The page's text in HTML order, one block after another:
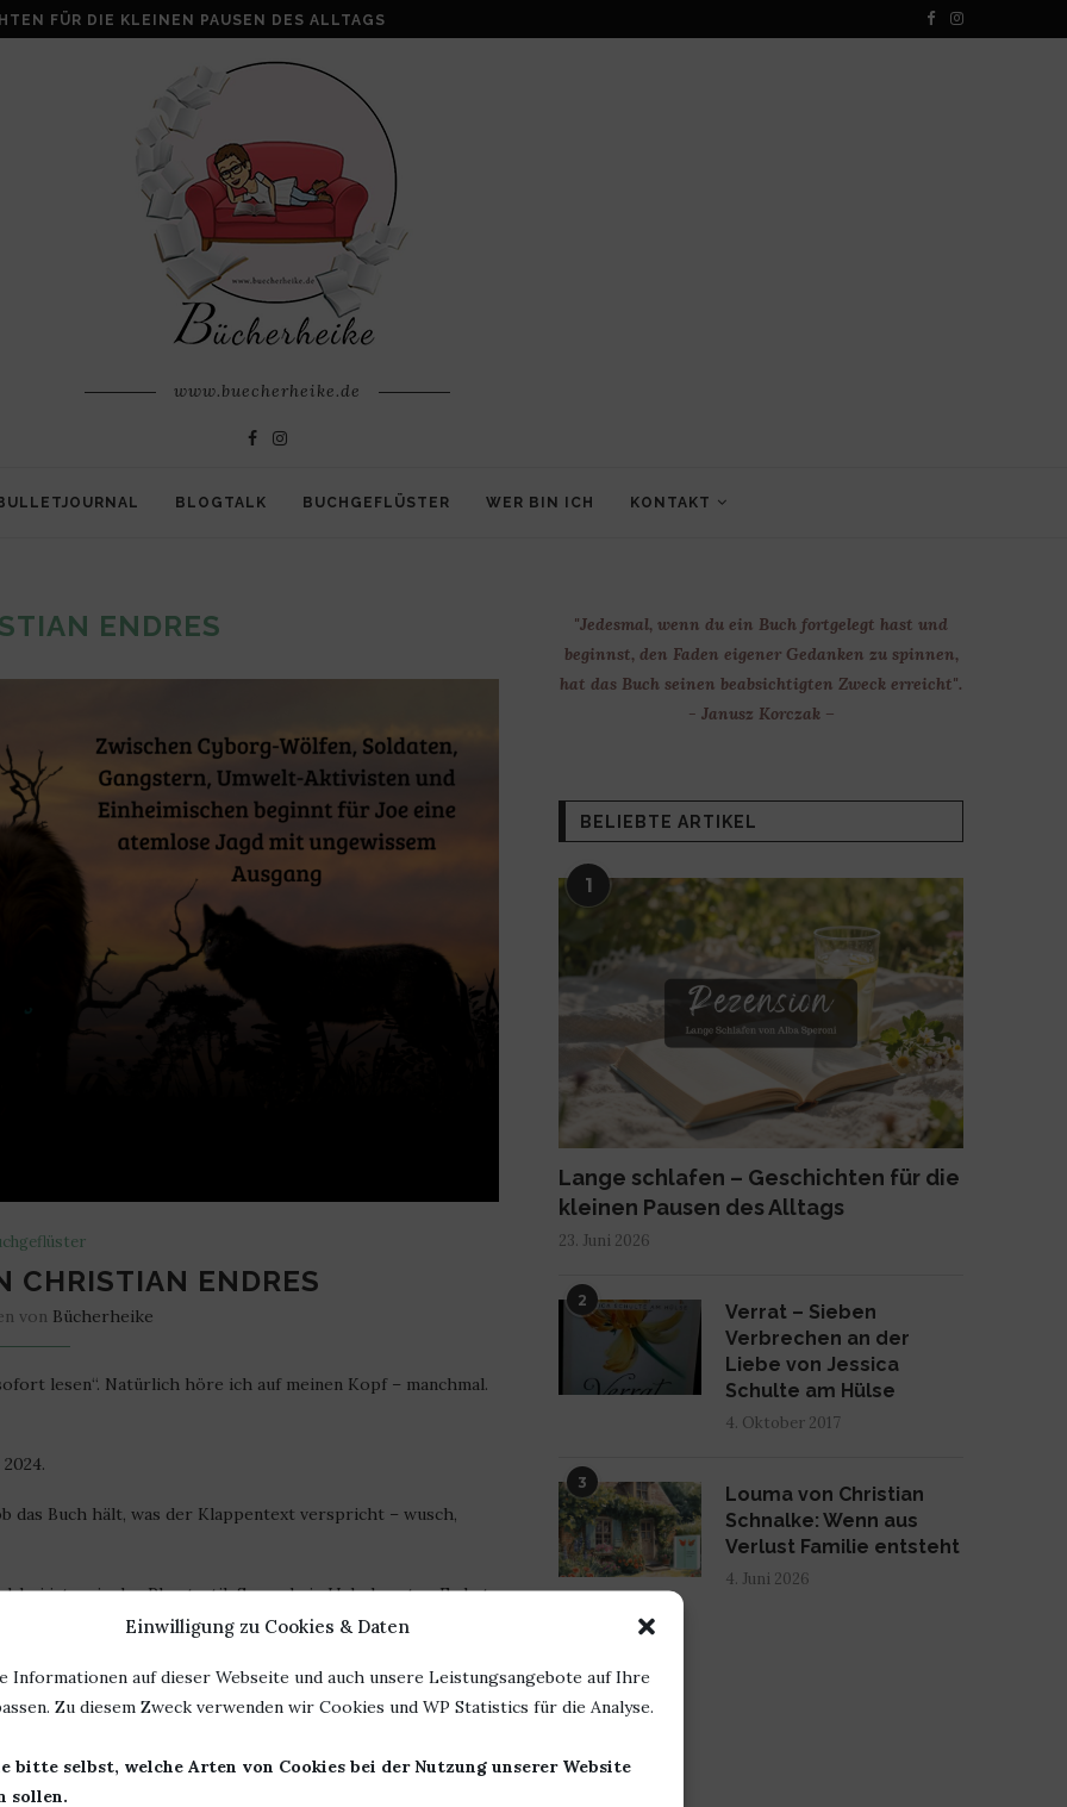
Einwilligung zu Cookies & Daten
Informationen auf dieser Webseite und auch unsere Leistungsangebote auf Ihre
Zu diesem Zweck verwenden wir Cookies und WP Statistics für die Analyse.
bitte selbst, welche Arten von Cookies bei der Nutzung unserer Website
sollen.
FÜR DIE KLEINEN PAUSEN DES ALLTAGS
www.buecherheike.de
BLOGTALK BUCHGEFLÜSTER WER BIN ICH KONTAKT
ENDRES
CHRISTIAN ENDRES
von Bücherheike
lesen“. Natürlich höre ich auf meinen Kopf – manchmal.
das Buch hält, was der Klappentext verspricht – wusch,
ist er in der Phantastik Szene kein Unbekannter. Er hat
seine Bücher so sind wie Wolfszone, zu Recht.
mich schon von Seite eins an. Ich konnte das Buch nicht
Sei es der hartgesottene Detektiv, der für mich
Erbin, die militärischen Akteure oder die
"Jedesmal, wenn du ein Buch fortgelegt hast und
beginnst, den Faden eigener Gedanken zu spinnen,
hat das Buch seinen beabsichtigten Zweck erreicht".
- Janusz Korczak –
BELIEBTE ARTIKEL
1
Lange schlafen – Geschichten für die
kleinen Pausen des Alltags
23. Juni 2026
2
Verrat – Sieben
Verbrechen an der
Liebe von Jessica
Schulte am Hülse
4. Oktober 2017
3
Louma von Christian
Schnalke: Wenn aus
Verlust Familie entsteht
4. Juni 2026